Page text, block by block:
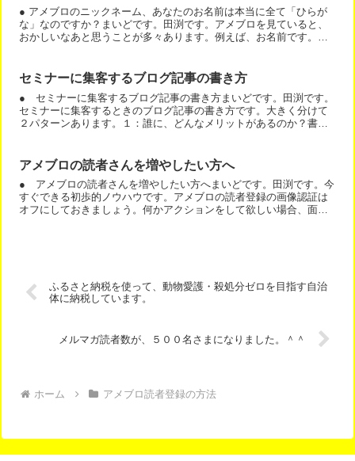
● アメブロのニックネーム、あなたのお名前は本当に全て「ひらが
な」なのですか？まいどです。田渕です。アメブロを見ていると、
おかしいなあと思うことが多々あります。例えば、お名前です。た
セミナーに集客するブログ記事の書き方
● セミナーに集客するブログ記事の書き方まいどです。田渕です。
セミナーに集客するときのブログ記事の書き方です。大きく分けて
２パターンあります。１：誰に、どんなメリットがあるのか？書く
アメブロの読者さんを増やしたい方へ
● アメブロの読者さんを増やしたい方へまいどです。田渕です。今
すぐできる初歩的ノウハウです。アメブロの読者登録の画像認証は
オフにしておきましょう。何かアクションをして欲しい場合、面倒
ふるさと納税を使って、動物愛護・殺処分ゼロを目指す自治
体に納税しています。
メルマガ読者数が、５００名さまになりました。＾＾
ホーム アメブロ読者登録の方法